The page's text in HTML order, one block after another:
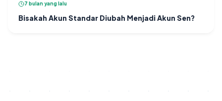
7 bulan yang lalu
Bisakah Akun Standar Diubah Menjadi Akun Sen?